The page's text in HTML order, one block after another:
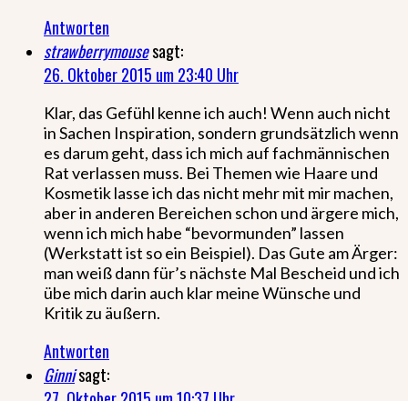
Antworten
strawberrymousesagt:
26. Oktober 2015 um 23:40 Uhr
Klar, das Gefühl kenne ich auch! Wenn auch nicht
in Sachen Inspiration, sondern grundsätzlich wenn
es darum geht, dass ich mich auf fachmännischen
Rat verlassen muss. Bei Themen wie Haare und
Kosmetik lasse ich das nicht mehr mit mir machen,
aber in anderen Bereichen schon und ärgere mich,
wenn ich mich habe “bevormunden” lassen
(Werkstatt ist so ein Beispiel). Das Gute am Ärger:
man weiß dann für’s nächste Mal Bescheid und ich
übe mich darin auch klar meine Wünsche und
Kritik zu äußern.
Antworten
Ginnisagt: